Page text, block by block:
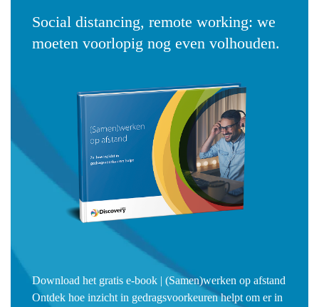
Social distancing, remote working: we
moeten voorlopig nog even volhouden.
Download het gratis e-book | (Samen)werken op afstand
Ontdek hoe inzicht in gedragsvoorkeuren helpt om er in